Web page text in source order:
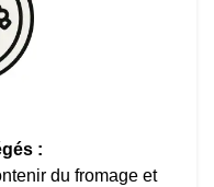
:
du fromage et